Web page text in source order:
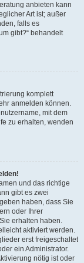
anbieten kann
Art ist; außer
falls es
gibt?“ behandelt
komplett
anmelden können.
mit dem
zu erhalten, wenden
und das richtige
gibt es zwei
haben, dass Sie
oder Ihrer
erhalten haben.
aktiviert werden.
erst freigeschaltet
ein Administrator.
nötig ist oder